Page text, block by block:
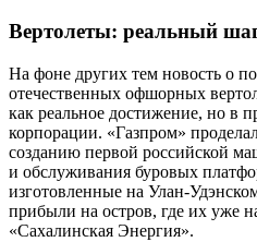
Вертолеты: реальный
На фоне других тем новость о
отечественных офшорных
как реальное достижение, но в
корпорации. «Газпром»
созданию первой российской
и обслуживания буровых
изготовленные на Улан-
прибыли на остров, где их уже
«Сахалинская Энергия».